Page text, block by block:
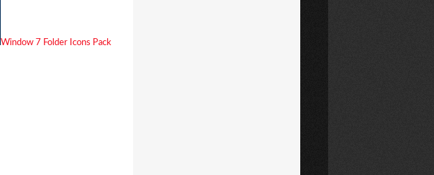
Window 7 Folder Icons Pack